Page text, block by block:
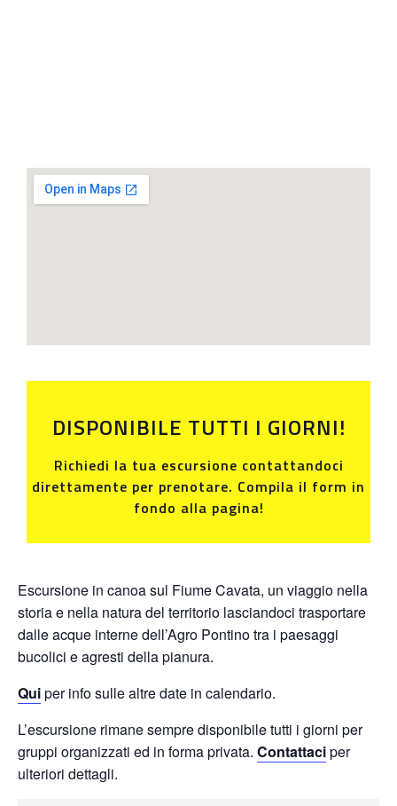
DISPONIBILE TUTTI I GIORNI!
Richiedi la tua escursione contattandoci
direttamente per prenotare. Compila il form in
fondo alla pagina!
Escursione in canoa sul Fiume Cavata, un viaggio nella
storia e nella natura del territorio lasciandoci trasportare
dalle acque interne dell’Agro Pontino tra i paesaggi
bucolici e agresti della pianura.
Quiper info sulle altre date in calendario.
L’escursione rimane sempre disponibile tutti i giorni per
gruppi organizzati ed in forma privata. Contattaciper
ulteriori dettagli.